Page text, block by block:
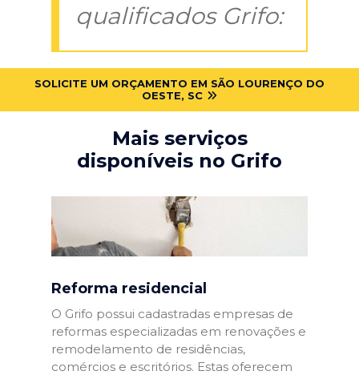
qualificados Grifo:
SOLICITE UM ORÇAMENTO EM SÃO LOURENÇO DO
OESTE, SC
Mais serviços
disponíveis no Grifo
Reforma residencial
O Grifo possui cadastradas empresas de
reformas especializadas em renovações e
remodelamento de residências,
comércios e escritórios. Estas oferecem